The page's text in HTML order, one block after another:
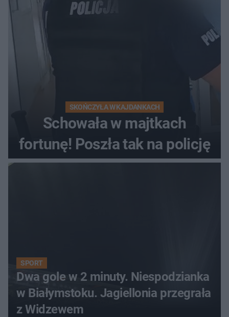
kierowca auta
SKOŃCZYŁA W KAJDANKACH
Schowała w majtkach
fortunę! Poszła tak na policję
SPORT
Dwa gole w 2 minuty. Niespodzianka
w Białymstoku. Jagiellonia przegrała
z Widzewem